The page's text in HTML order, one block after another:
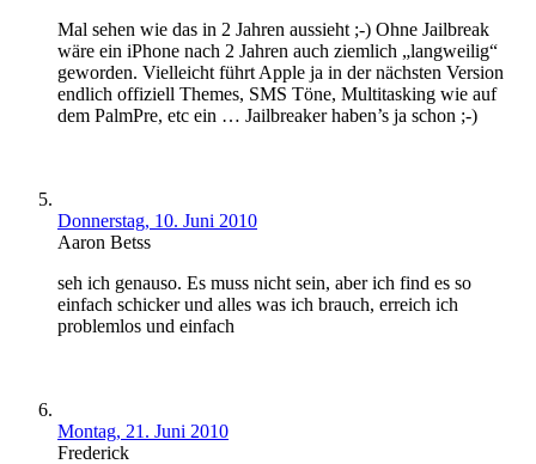
Mal sehen wie das in 2 Jahren aussieht ;-) Ohne Jailbreak
wäre ein iPhone nach 2 Jahren auch ziemlich „langweilig“
geworden. Vielleicht führt Apple ja in der nächsten Version
endlich offiziell Themes, SMS Töne, Multitasking wie auf
dem PalmPre, etc ein … Jailbreaker haben’s ja schon ;-)
Donnerstag, 10. Juni 2010
Aaron Betss
seh ich genauso. Es muss nicht sein, aber ich find es so
einfach schicker und alles was ich brauch, erreich ich
problemlos und einfach
Montag, 21. Juni 2010
Frederick